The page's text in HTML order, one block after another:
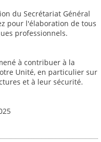
du Secrétariat Général
pour l'élaboration de tous
professionnels.
à contribuer à la
Unité, en particulier sur
et à leur sécurité.